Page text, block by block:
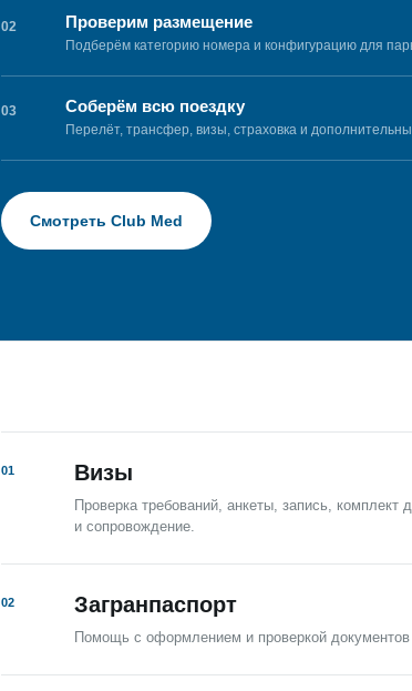
02 Проверим размещение
Подберём категорию номера и конфигурацию для
03 Соберём всю поездку
Перелёт, трансфер, визы, страховка и
Смотреть Club Med
01 Визы
Проверка требований, анкеты, запись, комплект
и сопровождение.
02 Загранпаспорт
Помощь с оформлением и проверкой